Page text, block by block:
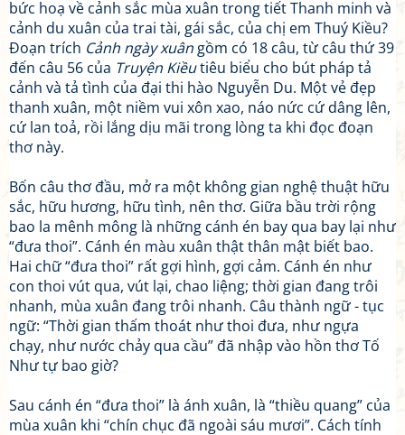
bức hoạ về cảnh sắc mùa xuân trong tiết Thanh minh và
cảnh du xuân của trai tài, gái sắc, của chị em Thuý Kiều?
Đoạn trích Cảnh ngày xuân gồm có 18 câu, từ câu thứ 39
đến câu 56 của Truyện Kiềutiêu biểu cho bút pháp tả
cảnh và tả tình của đại thi hào Nguyễn Du. Một vẻ đẹp
thanh xuân, một niềm vui xôn xao, náo nức cứ dâng lên,
cứ lan toả, rồi lắng dịu mãi trong lòng ta khi đọc đoạn
thơ này.
Bốn câu thơ đầu, mở ra một không gian nghệ thuật hữu
sắc, hữu hương, hữu tình, nên thơ. Giữa bầu trời rộng
bao la mênh mông là những cánh én bay qua bay lại như
“đưa thoi”. Cánh én màu xuân thật thân mật biết bao.
Hai chữ “đưa thoi” rất gợi hình, gợi cảm. Cánh én như
con thoi vút qua, vút lại, chao liệng; thời gian đang trôi
nhanh, mùa xuân đang trôi nhanh. Câu thành ngữ - tục
ngữ: “Thời gian thấm thoát như thoi đưa, như ngựa
chạy, như nước chảy qua cầu” đã nhập vào hồn thơ Tố
Như tự bao giờ?
Sau cánh én “đưa thoi” là ánh xuân, là “thiều quang” của
mùa xuân khi “chín chục đã ngoài sáu mươi”. Cách tính